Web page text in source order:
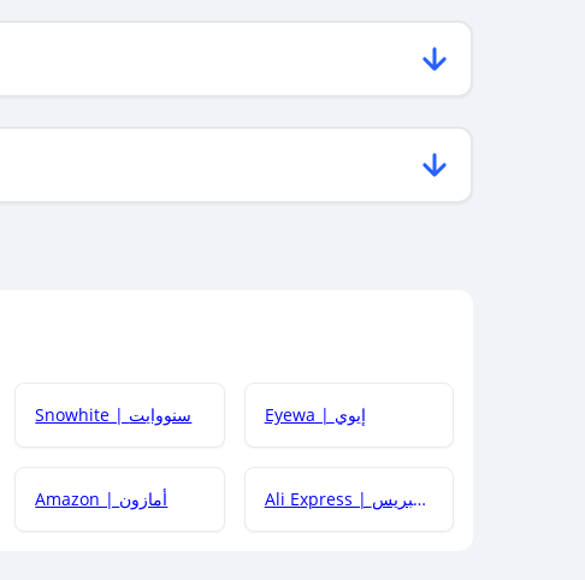
Snowhite | سنووايت Eyewa | إيوي
Amazon | أمازون Ali Express | علي إكسبريس